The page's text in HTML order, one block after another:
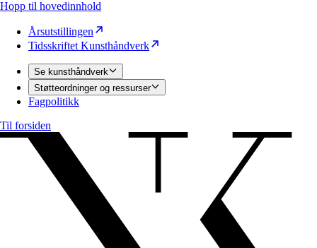
Hopp til hovedinnhold
Årsutstillingen
Tidsskriftet Kunsthåndverk
Se kunsthåndverk
Støtteordninger og ressurser
Fagpolitikk
Til forsiden